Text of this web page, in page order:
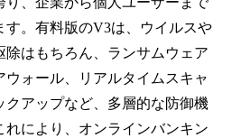
す。有料版のV3は、ウイルスや
除はもちろん、ランサムウェア
ォール、リアルタイムスキャ
クアップなど、多層的な防御機
れにより、オンラインバンキン